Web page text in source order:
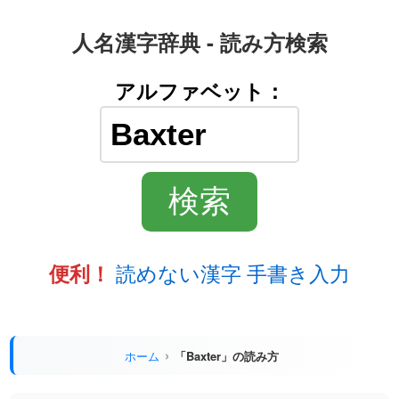
人名漢字辞典 - 読み方検索
アルファベット：
便利！ 読めない漢字 手書き入力
ホーム 「Baxter」の読み方